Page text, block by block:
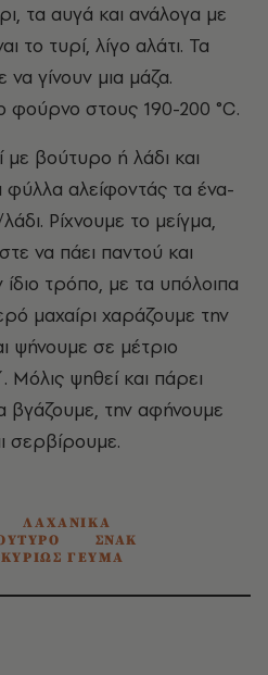
τα αυγά και ανάλογα με
το τυρί, λίγο αλάτι. Τα
γίνουν μια μάζα.
φούρνο στους 190-200 °C.
με βούτυρο ή λάδι και
αλείφοντάς τα ένα-
Ρίχνουμε το μείγμα,
να πάει παντού και
τρόπο, με τα υπόλοιπα
μαχαίρι χαράζουμε την
ψήνουμε σε μέτριο
ψηθεί και πάρει
την αφήνουμε
σερβίρουμε.
ΛΑΧΑΝΙΚΑ
ΣΝΑΚ
ΚΥΡΙΩΣ ΓΕΥΜΑ